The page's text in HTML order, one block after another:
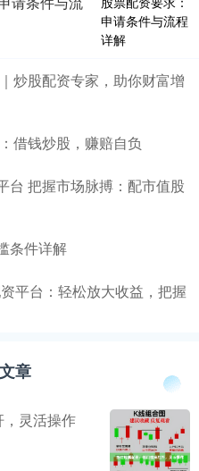
炒股配资专家，助你财富增
借钱炒股，赚赔自负
台 把握市场脉搏：配市值股
条件详解
平台：轻松放大收益，把握
章
灵活操作